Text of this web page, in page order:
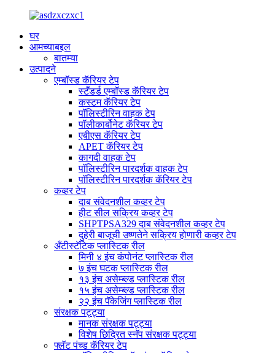
घर
आमच्याबद्दल
बातम्या
उत्पादने
एम्बॉस्ड कॅरियर टेप
स्टँडर्ड एम्बॉस्ड कॅरियर टेप
कस्टम कॅरियर टेप
पॉलिस्टीरिन वाहक टेप
पॉलीकार्बोनेट कॅरियर टेप
एबीएस कॅरियर टेप
APET कॅरियर टेप
कागदी वाहक टेप
पॉलिस्टीरिन पारदर्शक वाहक टेप
पॉलिस्टीरिन पारदर्शक कॅरियर टेप
कव्हर टेप
दाब संवेदनशील कव्हर टेप
हीट सील सक्रिय कव्हर टेप
SHPTPSA329 दाब संवेदनशील कव्हर टेप
दुहेरी बाजूची उष्णतेने सक्रिय होणारी कव्हर टेप
अँटीस्टॅटिक प्लास्टिक रील
मिनी ४ इंच कंपोनंट प्लास्टिक रील
७ इंच घटक प्लास्टिक रील
१३ इंच असेम्ब्ल्ड प्लास्टिक रील
१५ इंच असेम्ब्ल्ड प्लास्टिक रील
२२ इंच पॅकेजिंग प्लास्टिक रील
संरक्षक पट्ट्या
मानक संरक्षक पट्ट्या
विशेष छिद्रित स्नॅप संरक्षक पट्ट्या
फ्लॅट पंच्ड कॅरियर टेप